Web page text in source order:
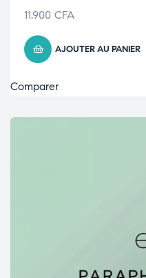
11.900 CFA
AJOUTER AU PANIER
Comparer